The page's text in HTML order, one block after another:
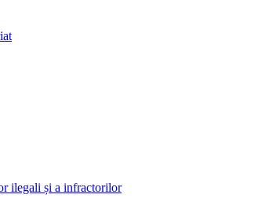
ilegali și a infractorilor